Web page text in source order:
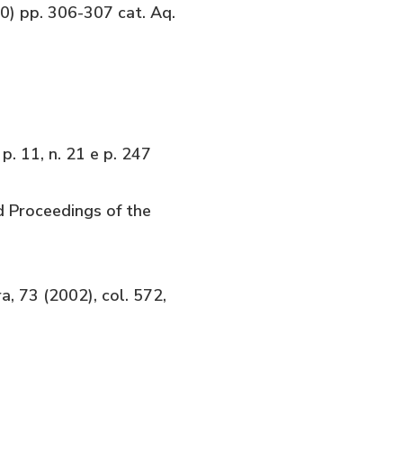
pp. 306-307 cat. Aq.
11, n. 21 e p. 247
Proceedings of the
73 (2002), col. 572,